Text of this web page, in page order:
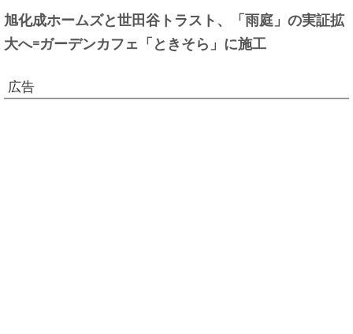
旭化成ホームズと世田谷トラスト、「雨庭」の実証拡
大へ=ガーデンカフェ「ときそら」に施工
広告